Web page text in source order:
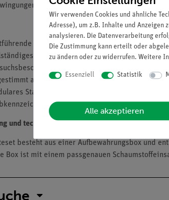
Experimente aus der Mechanik zu den
Geräteset: Minimale
auf die Bildungspläne: Alle
Stativmaterial ist flexibel einsetzbar,
der beweglichen Teile erleichtert
und technische Daten
besteht aus einer Aufbewahrungsbox und
Box ist mit einem passgenauen
Wir verwenden Cookies und ähnliche
Adresse), um z.B. Inhalte und
analysieren. Die Datenverarbeitung
Die Zustimmung kann erteilt oder
zu ändern oder zu widerrufen. Weitere
Essenziell Statistik
Alle akzeptieren